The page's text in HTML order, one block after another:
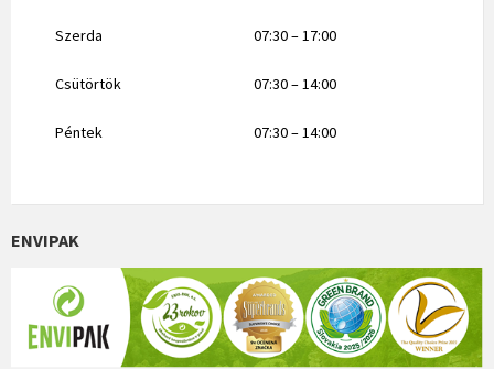
Szerda 07:30 – 17:00
Csütörtök 07:30 – 14:00
Péntek 07:30 – 14:00
ENVIPAK